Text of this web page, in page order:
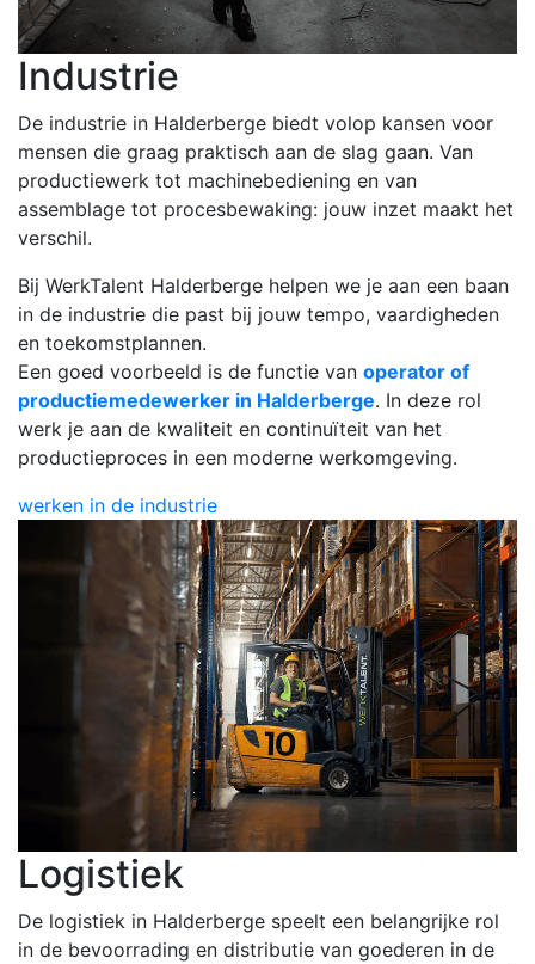
Industrie
De industrie in Halderberge biedt volop kansen voor
mensen die graag praktisch aan de slag gaan. Van
productiewerk tot machinebediening en van
assemblage tot procesbewaking: jouw inzet maakt het
verschil.
Bij WerkTalent Halderberge helpen we je aan een baan
in de industrie die past bij jouw tempo, vaardigheden
en toekomstplannen.
Een goed voorbeeld is de functie van operator of
productiemedewerker in Halderberge. In deze rol
werk je aan de kwaliteit en continuïteit van het
productieproces in een moderne werkomgeving.
werken in de industrie
Logistiek
De logistiek in Halderberge speelt een belangrijke rol
in de bevoorrading en distributie van goederen in de